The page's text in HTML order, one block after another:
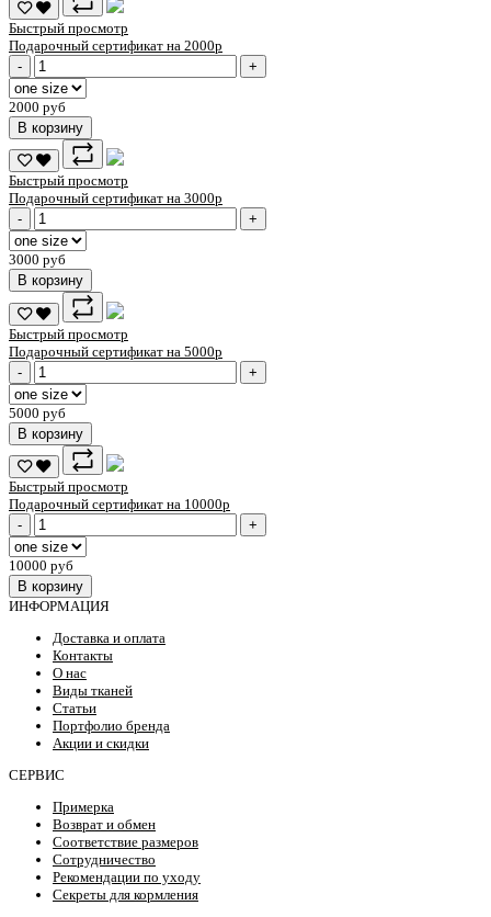
Быстрый просмотр
Подарочный сертификат на 2000р
-
+
2000 руб
В корзину
Быстрый просмотр
Подарочный сертификат на 3000р
-
+
3000 руб
В корзину
Быстрый просмотр
Подарочный сертификат на 5000р
-
+
5000 руб
В корзину
Быстрый просмотр
Подарочный сертификат на 10000р
-
+
10000 руб
В корзину
ИНФОРМАЦИЯ
Доставка и оплата
Контакты
О нас
Виды тканей
Статьи
Портфолио бренда
Акции и скидки
СЕРВИС
Примерка
Возврат и обмен
Соответствие размеров
Сотрудничество
Рекомендации по уходу
Секреты для кормления